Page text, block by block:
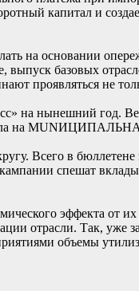
капитал и
на основании
базовых
проявляться не
на нынешний год.
на
Всего в
спешат
эффекта от их
отрасли. Так, уже
объемы